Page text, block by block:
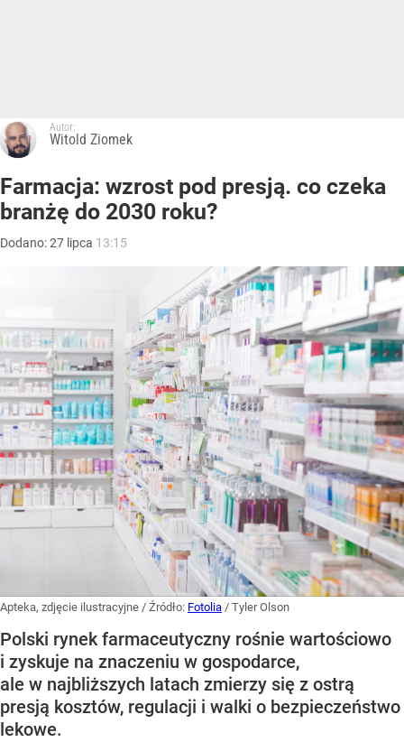
Autor:
Witold Ziomek
Farmacja: wzrost pod presją. co czeka
branżę do 2030 roku?
Dodano:27 lipca 13:15
Apteka, zdjęcie ilustracyjne / Źródło: Fotolia / Tyler Olson
Polski rynek farmaceutyczny rośnie wartościowo
i zyskuje na znaczeniu w gospodarce,
ale w najbliższych latach zmierzy się z ostrą
presją kosztów, regulacji i walki o bezpieczeństwo
lekowe.